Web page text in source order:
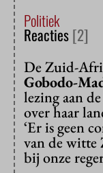
Politiek
Reacties[2]
De Zuid-
Gobodo-
lezing aan
over haar
‘Er is geen
van de
bij onze